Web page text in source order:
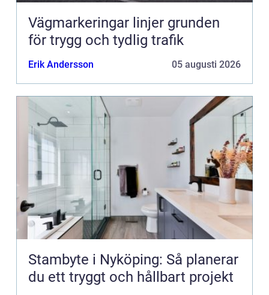
Vägmarkeringar linjer grunden
för trygg och tydlig trafik
Erik Andersson 05 augusti 2026
Stambyte i Nyköping: Så planerar
du ett tryggt och hållbart projekt